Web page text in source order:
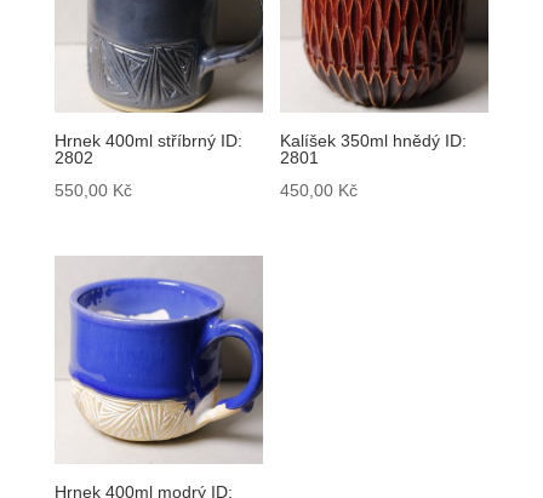
Hrnek 400ml stříbrný ID:
2802
550,00 Kč
Kalíšek 350ml hnědý ID:
2801
450,00 Kč
Hrnek 400ml modrý ID: